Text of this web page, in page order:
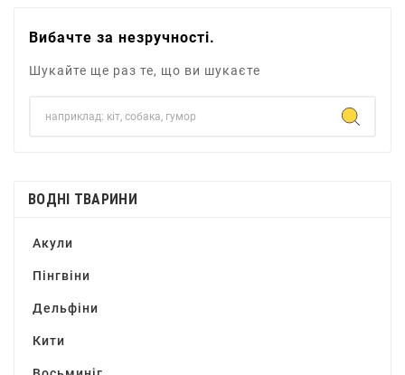
Вибачте за незручності.
Шукайте ще раз те, що ви шукаєте
ВОДНІ ТВАРИНИ
Акули
Пінгвіни
Дельфіни
Кити